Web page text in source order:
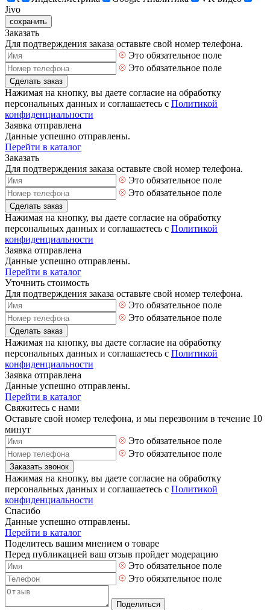
Jivo
сохранить
Заказать
Для подтверждения заказа оставьте свой номер телефона.
Это обязательное поле
Это обязательное поле
Сделать заказ
Нажимая на кнопку, вы даете согласие на обработку
персональных данных и соглашаетесь с Политикой
конфиденциальности
Заявка отправлена
Данные успешно отправлены.
Перейти в каталог
Заказать
Для подтверждения заказа оставьте свой номер телефона.
Это обязательное поле
Это обязательное поле
Сделать заказ
Нажимая на кнопку, вы даете согласие на обработку
персональных данных и соглашаетесь с Политикой
конфиденциальности
Заявка отправлена
Данные успешно отправлены.
Перейти в каталог
Уточнить стоимость
Для подтверждения заказа оставьте свой номер телефона.
Это обязательное поле
Это обязательное поле
Сделать заказ
Нажимая на кнопку, вы даете согласие на обработку
персональных данных и соглашаетесь с Политикой
конфиденциальности
Заявка отправлена
Данные успешно отправлены.
Перейти в каталог
Свяжитесь с нами
Оставьте свой номер телефона, и мы перезвоним в течение 10
минут
Это обязательное поле
Это обязательное поле
Заказать звонок
Нажимая на кнопку, вы даете согласие на обработку
персональных данных и соглашаетесь с Политикой
конфиденциальности
Спасибо
Данные успешно отправлены.
Перейти в каталог
Поделитесь вашим мнением о товаре
Перед публикацией ваш отзыв пройдет модерацию
Это обязательное поле
Это обязательное поле
Поделиться